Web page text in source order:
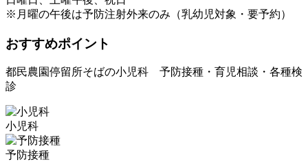
※月曜の午後は予防注射外来のみ（乳幼児対象・要予約）
おすすめポイント
都民農園停留所そばの小児科 予防接種・育児相談・各種検
診
小児科
予防接種